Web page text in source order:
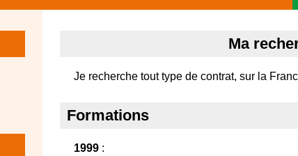
Ma
Je recherche tout type de contrat, sur la
Formations
1999 :